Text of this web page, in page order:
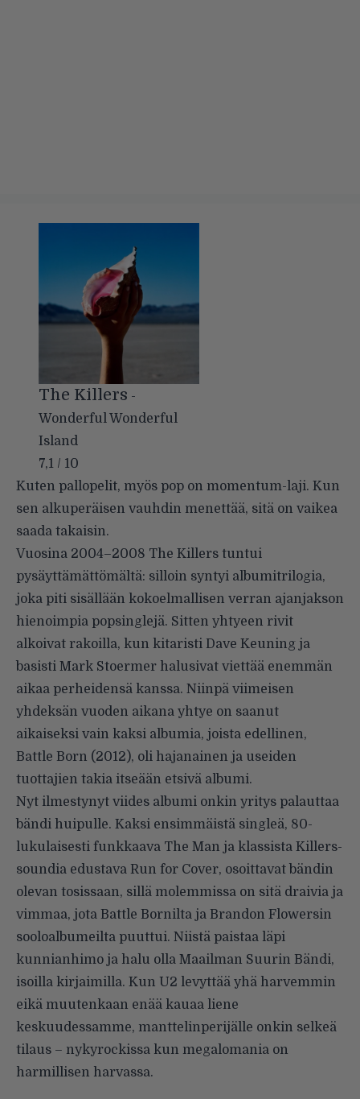
The Killers -
Wonderful Wonderful
Island
7,1 / 10
Kuten pallopelit, myös pop on momentum-laji. Kun
sen alkuperäisen vauhdin menettää, sitä on vaikea
saada takaisin.
Vuosina 2004–2008 The Killers tuntui
pysäyttämättömältä: silloin syntyi albumitrilogia,
joka piti sisällään kokoelmallisen verran ajanjakson
hienoimpia popsinglejä. Sitten yhtyeen rivit
alkoivat rakoilla, kun kitaristi Dave Keuning ja
basisti Mark Stoermer halusivat viettää enemmän
aikaa perheidensä kanssa. Niinpä viimeisen
yhdeksän vuoden aikana yhtye on saanut
aikaiseksi vain kaksi albumia, joista edellinen,
Battle Born (2012), oli hajanainen ja useiden
tuottajien takia itseään etsivä albumi.
Nyt ilmestynyt viides albumi onkin yritys palauttaa
bändi huipulle. Kaksi ensimmäistä singleä, 80-
lukulaisesti funkkaava The Man ja klassista Killers-
soundia edustava Run for Cover, osoittavat bändin
olevan tosissaan, sillä molemmissa on sitä draivia ja
vimmaa, jota Battle Bornilta ja Brandon Flowersin
sooloalbumeilta puuttui. Niistä paistaa läpi
kunnianhimo ja halu olla Maailman Suurin Bändi,
isoilla kirjaimilla. Kun U2 levyttää yhä harvemmin
eikä muutenkaan enää kauaa liene
keskuudessamme, manttelinperijälle onkin selkeä
tilaus – nykyrockissa kun ­megalomania on
harmillisen harvassa.